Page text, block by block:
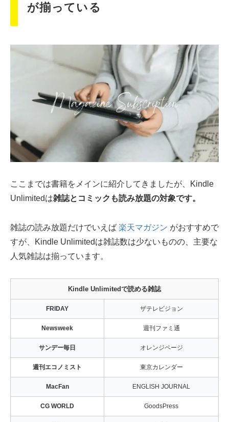
が揃っている
ここまでは書籍をメインに紹介してきましたが、Kindle
Unlimitedは雑誌とコミックも読み放題の対象です。
雑誌の読み放題だけでいえば 楽天マガジン がおすすめで
すが、Kindle Unlimitedは雑誌数は少ないものの、主要な
人気雑誌は揃っています。
Kindle Unlimitedで読める雑誌
FRIDAY ザテレビジョン
Newsweek 週刊ファミ通
サンデー毎日 オレンジページ
週刊エコノミスト 東京カレンダー
MacFan ENGLISH JOURNAL
CG WORLD GoodsPress